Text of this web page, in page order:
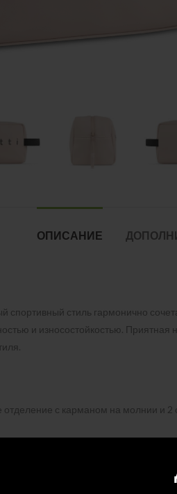
ОПИСАНИЕ
спортивный стиль гармонично
и износостойкостью.
с карманом на молнии и 2